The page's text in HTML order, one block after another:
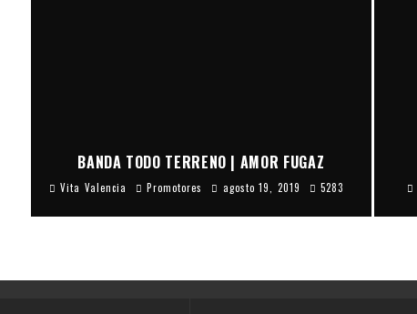
BANDA TODO TERRENO | AMOR FUGAZ
Vita Valencia Promotores agosto 19, 2019 5283